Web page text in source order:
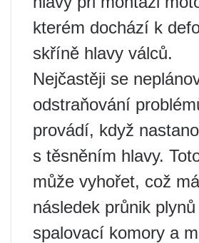
kterém dochází k
skříně hlavy válců.
Nejčastěji se
odstraňování
provádí, když
s těsněním hlavy.
může vyhořet, což
následek průnik
spalovací komory a